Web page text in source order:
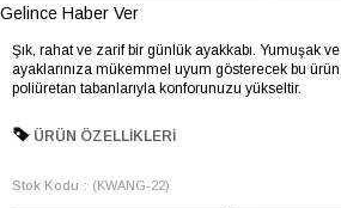
Gelince Haber Ver
Şık, rahat ve zarif bir günlük ayakkabı. Yumuşak
ayaklarınıza mükemmel uyum gösterecek bu
poliüretan tabanlarıyla konforunuzu yükseltir.
ÜRÜN ÖZELLIKLERI
Stok Kodu (KWANG-22)